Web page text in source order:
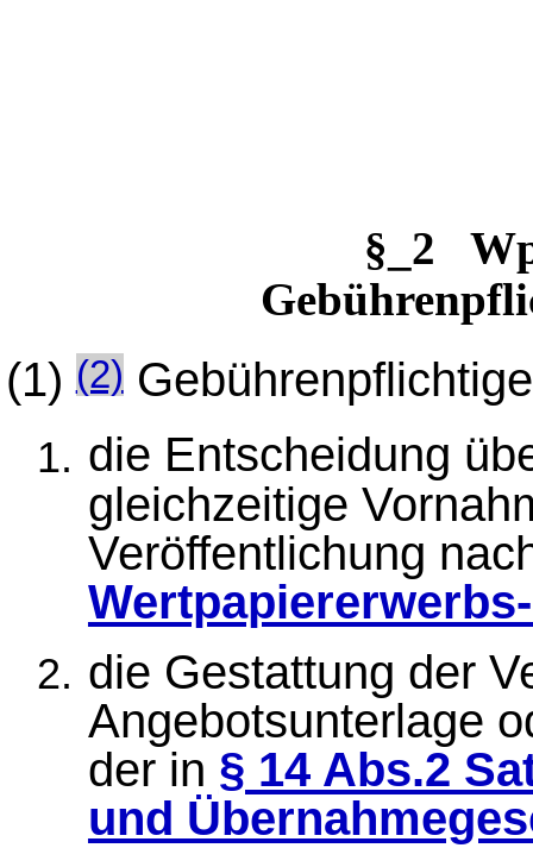
§_2
(1)(2)
die Entscheidung
gleichzeitige
Veröffentlichung
die Gestattung der
Angebotsunterlage
der in § 14 Abs.2
und